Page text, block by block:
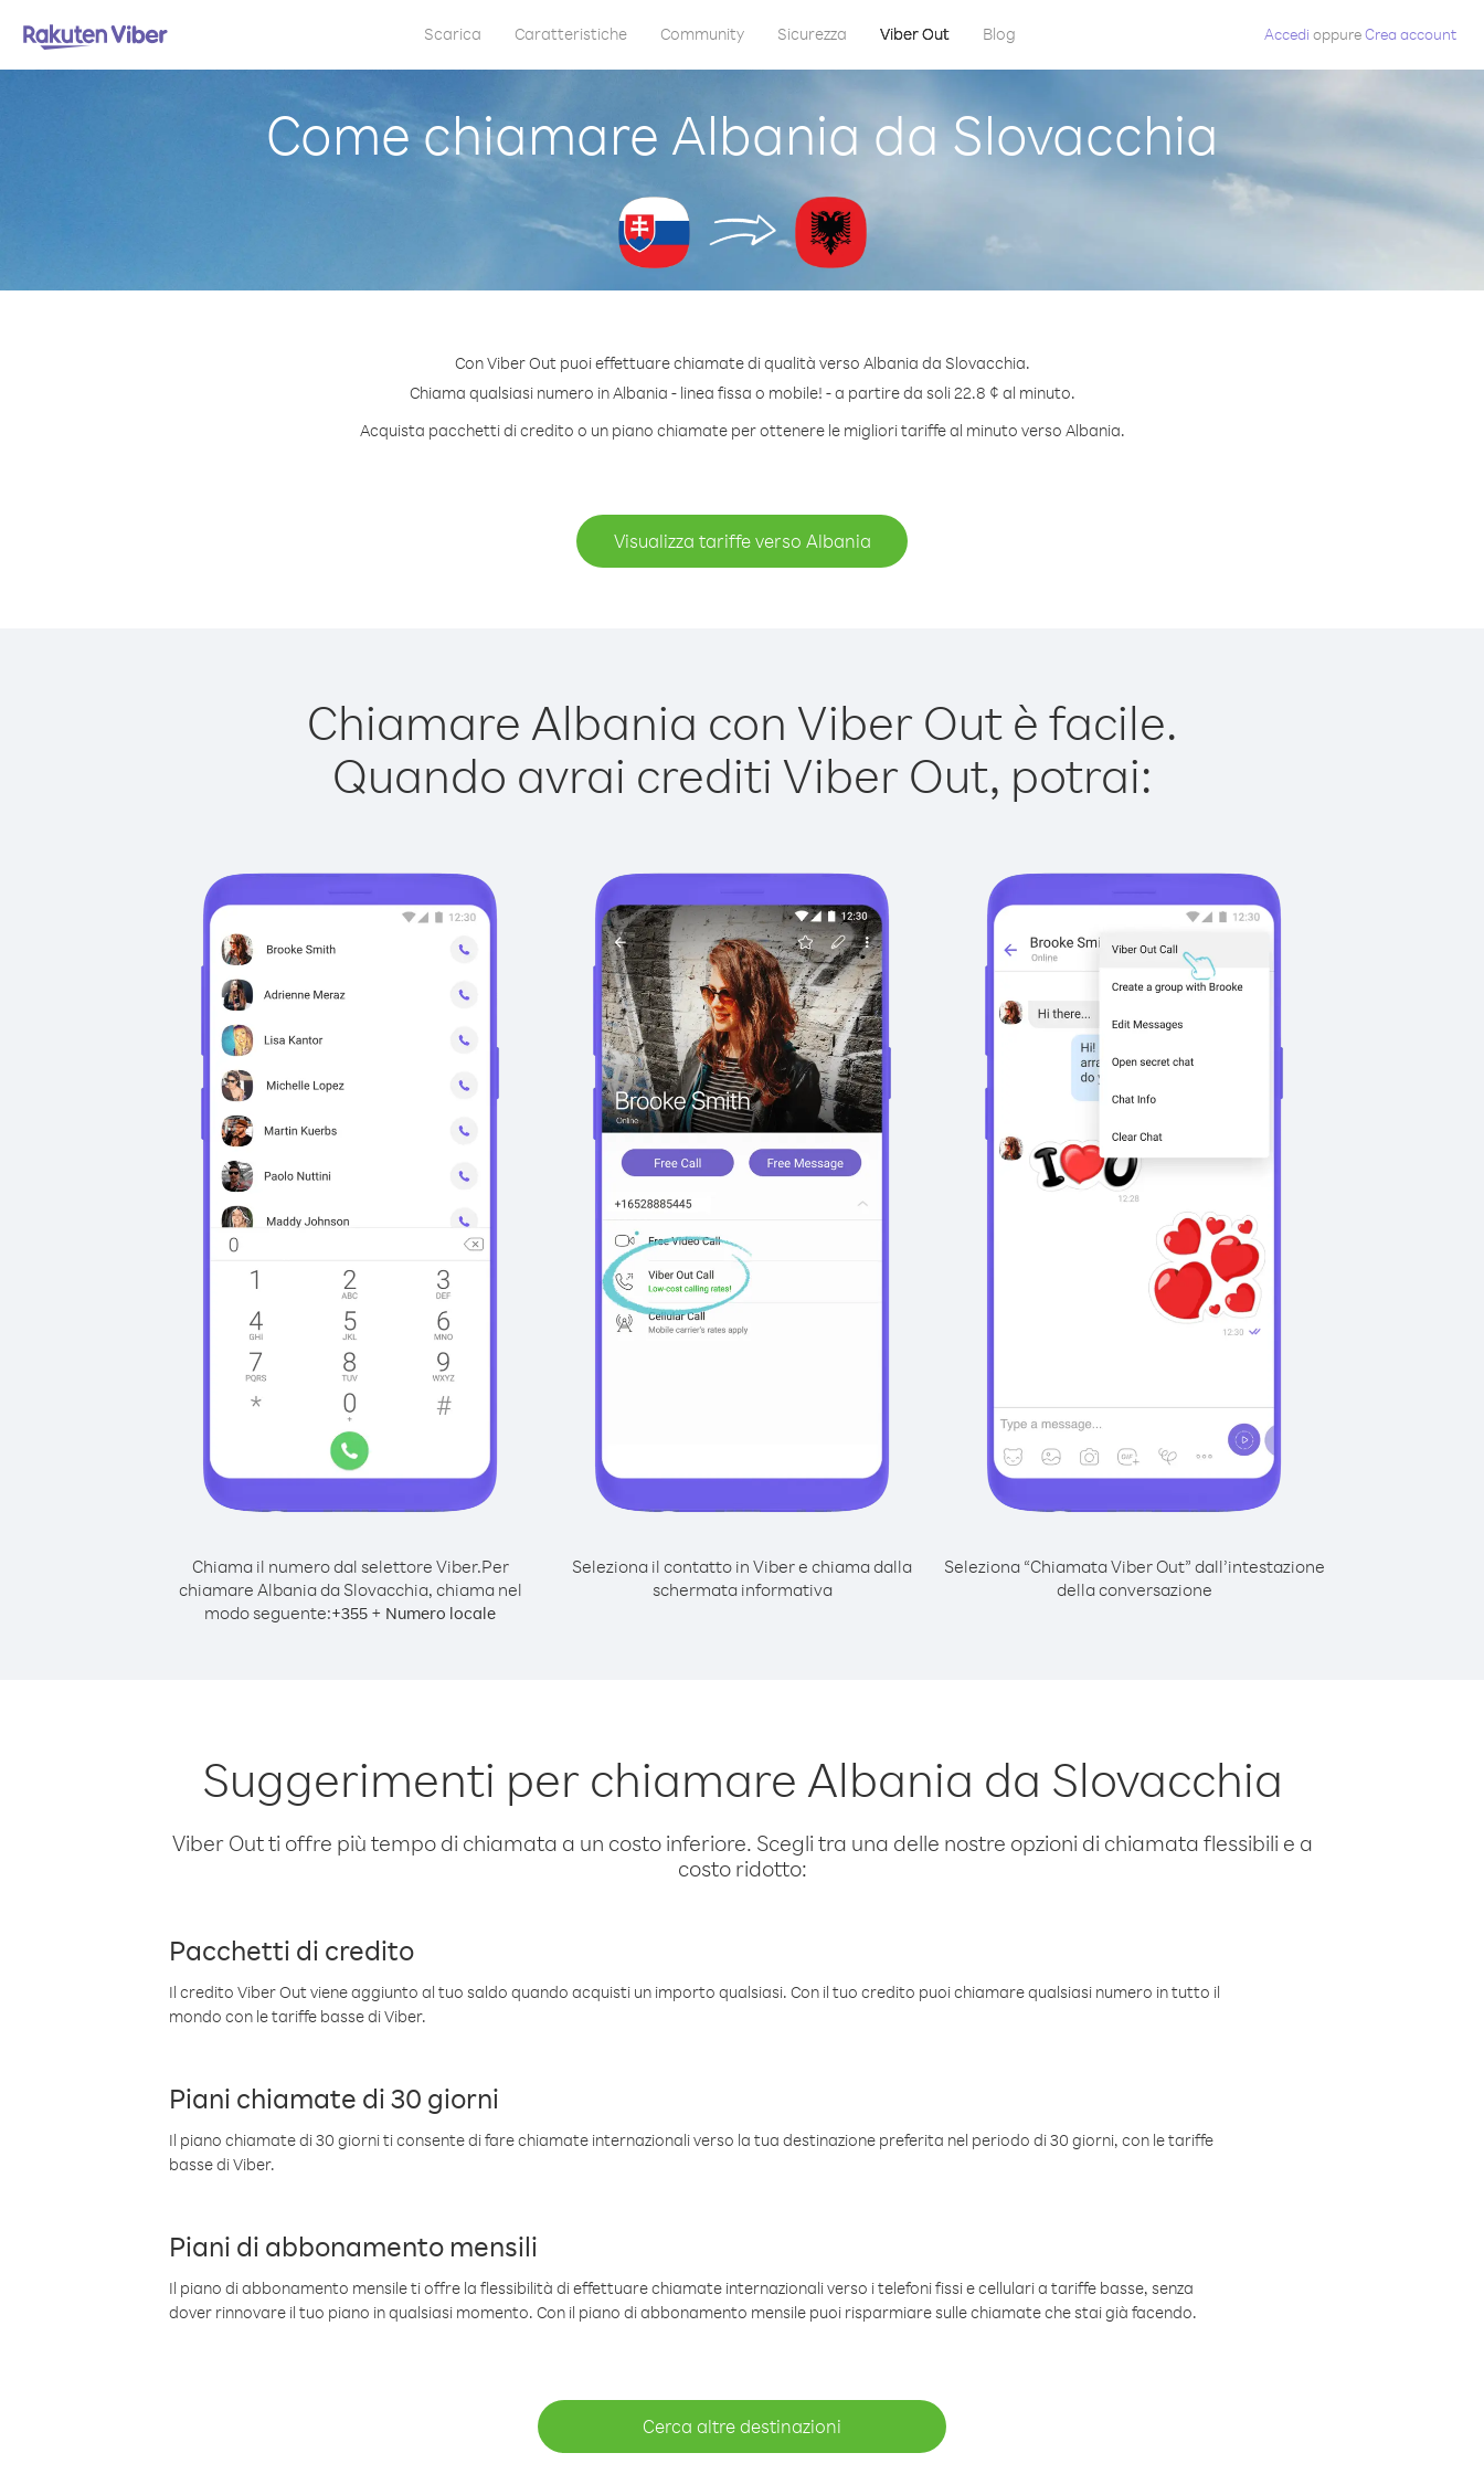
Scarica Caratteristiche Community Sicurezza Viber Out Blog Accedi oppureCrea account
Come chiamare Albania da Slovacchia
Con Viber Out puoi effettuare chiamate di qualità verso Albania da Slovacchia.
Chiama qualsiasi numero in Albania - linea fissa o mobile! - a partire da soli 22.8 ¢ al minuto.
Acquista pacchetti di credito o un piano chiamate per ottenere le migliori tariffe al minuto verso Albania.
Visualizza tariffe verso Albania
Chiamare Albania con Viber Out è facile.
Quando avrai crediti Viber Out, potrai:
Chiama il numero dal selettore Viber.Per
chiamare Albania da Slovacchia, chiama nel
modo seguente:+355 + Numero locale
Seleziona il contatto in Viber e chiama dalla
schermata informativa
Seleziona “Chiamata Viber Out” dall’intestazione
della conversazione
Suggerimenti per chiamare Albania da Slovacchia
Viber Out ti offre più tempo di chiamata a un costo inferiore. Scegli tra una delle nostre opzioni di chiamata flessibili e a
costo ridotto:
Pacchetti di credito
Il credito Viber Out viene aggiunto al tuo saldo quando acquisti un importo qualsiasi. Con il tuo credito puoi chiamare qualsiasi numero in tutto il
mondo con le tariffe basse di Viber.
Piani chiamate di 30 giorni
Il piano chiamate di 30 giorni ti consente di fare chiamate internazionali verso la tua destinazione preferita nel periodo di 30 giorni, con le tariffe
basse di Viber.
Piani di abbonamento mensili
Il piano di abbonamento mensile ti offre la flessibilità di effettuare chiamate internazionali verso i telefoni fissi e cellulari a tariffe basse, senza
dover rinnovare il tuo piano in qualsiasi momento. Con il piano di abbonamento mensile puoi risparmiare sulle chiamate che stai già facendo.
Cerca altre destinazioni